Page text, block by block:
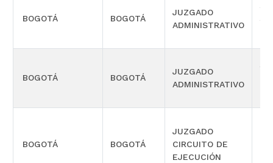
BOGOTÁ BOGOTÁ
JUZGADO
ADMINISTRATIVO
BOGOTÁ BOGOTÁ
JUZGADO
ADMINISTRATIVO
BOGOTÁ BOGOTÁ
JUZGADO
CIRCUITO DE
EJECUCIÓN